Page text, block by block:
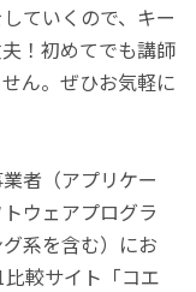
ていくので、キー
！初めてでも講師
ん。ぜひお気軽に
者（アプリケー
ウェアプログラ
系を含む）にお
較サイト「コエ